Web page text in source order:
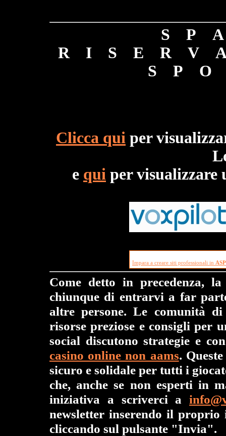
S P
R I S E R
S P O
Clicca qui per
e qui per visualizzare
Impara a creare siti professionali in ASP
Come detto in precedenza,
chiunque di entrarvi a far
altre persone. Le comunità
risorse preziose e consigli per
social discutono strategie e
casino online non aams.
sicuro e solidale per tutti i
che, anche se non esperti in
iniziativa a scriverci a
newsletter inserendo il
cliccando sul pulsante "Invia".